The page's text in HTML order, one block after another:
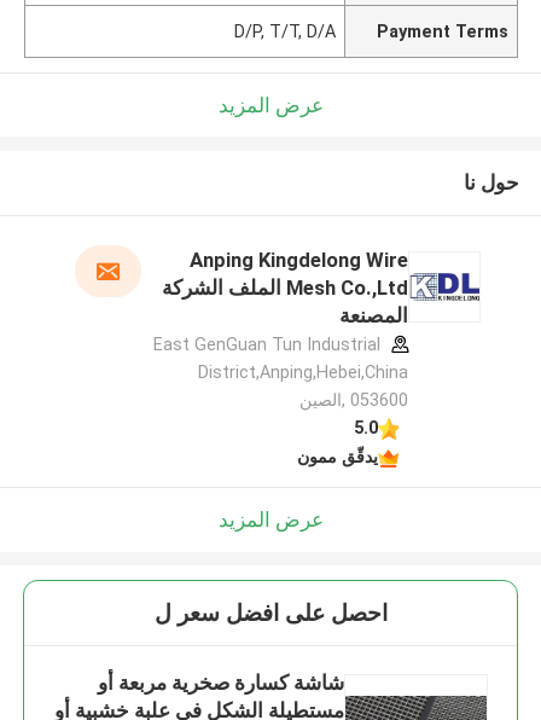
Payment Terms
D/P, T/T, D/A
عرض المزيد
حول نا
Anping Kingdelong Wire
Mesh Co.,Ltd الملف الشركة
المصنعة
East GenGuan Tun Industrial
District,Anping,Hebei,China
053600 ,الصين
5.0
يدقّق ممون
عرض المزيد
احصل على افضل سعر ل
شاشة كسارة صخرية مربعة أو
مستطيلة الشكل في علبة خشبية أو